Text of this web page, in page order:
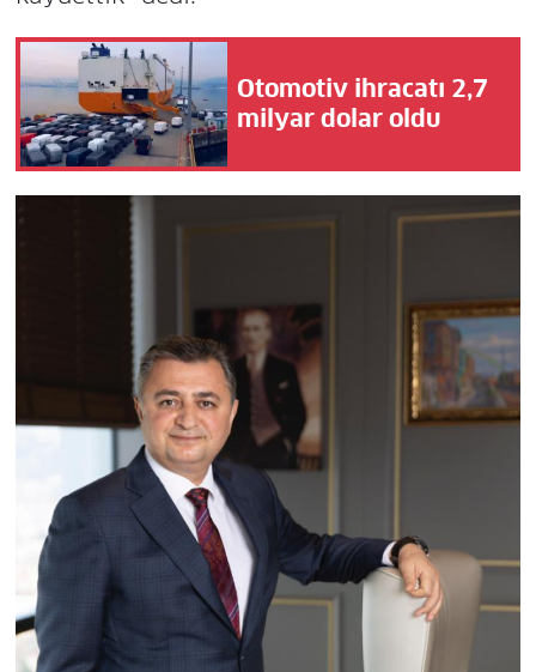
Otomotiv ihracatı 2,7
milyar dolar oldu